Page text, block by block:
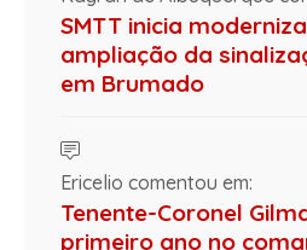
SMTT inicia
ampliação da
em Brumado
Ericelio comentou em:
Tenente-Coronel
primeiro ano no